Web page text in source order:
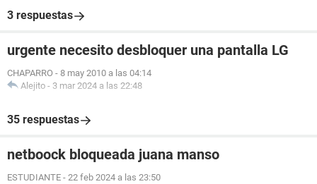
3 respuestas
urgente necesito desbloquer una pantalla LG
CHAPARRO - 8 may 2010 a las 04:14
Alejito - 3 mar 2024 a las 22:48
35 respuestas
netboock bloqueada juana manso
ESTUDIANTE - 22 feb 2024 a las 23:50